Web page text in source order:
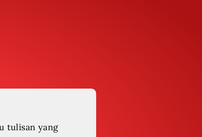
tulisan yang